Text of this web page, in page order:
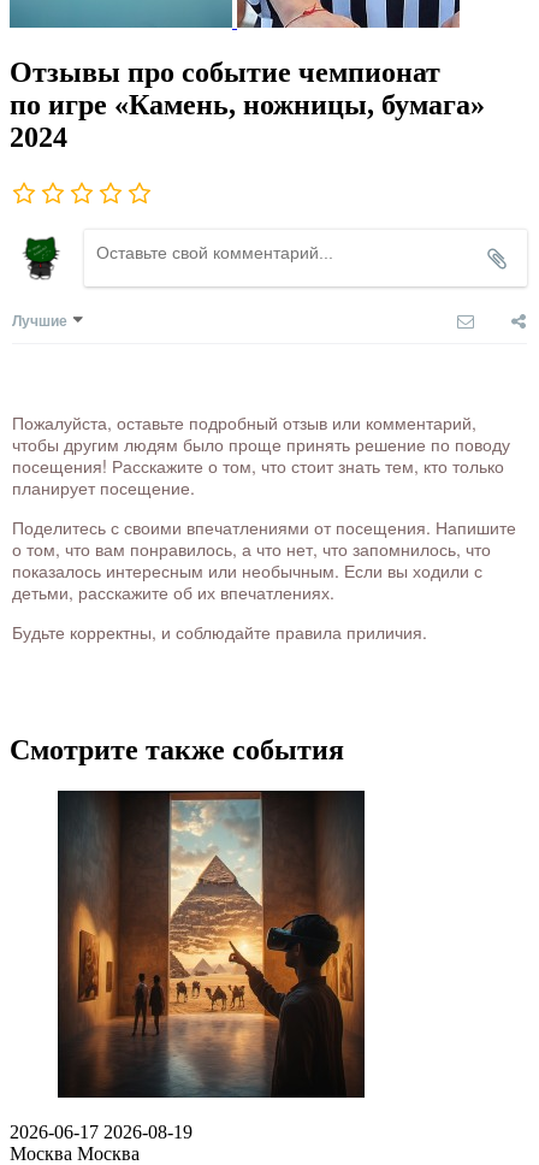
Отзывы про событие чемпионат
по игре «Камень, ножницы, бумага»
2024
Лучшие
Пожалуйста, оставьте подробный отзыв или комментарий,
чтобы другим людям было проще принять решение по поводу
посещения! Расскажите о том, что стоит знать тем, кто только
планирует посещение.
Поделитесь с своими впечатлениями от посещения. Напишите
о том, что вам понравилось, а что нет, что запомнилось, что
показалось интересным или необычным. Если вы ходили с
детьми, расскажите об их впечатлениях.
Будьте корректны, и соблюдайте правила приличия.
Смотрите также события
2026-06-17 2026-08-19
Москва Москва